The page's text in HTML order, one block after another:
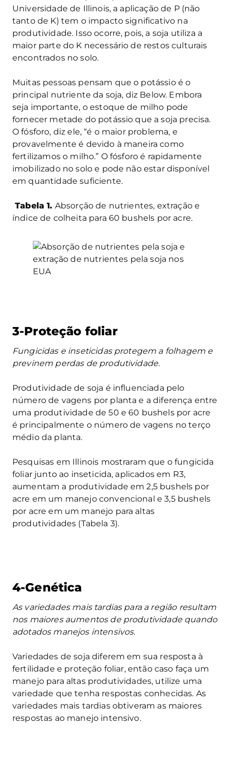
Universidade de Illinois, a aplicação de P (não
tanto de K) tem o impacto significativo na
produtividade. Isso ocorre, pois, a soja utiliza a
maior parte do K necessário de restos culturais
encontrados no solo.
Muitas pessoas pensam que o potássio é o
principal nutriente da soja, diz Below. Embora
seja importante, o estoque de milho pode
fornecer metade do potássio que a soja precisa.
O fósforo, diz ele, “é o maior problema, e
provavelmente é devido à maneira como
fertilizamos o milho.” O fósforo é rapidamente
imobilizado no solo e pode não estar disponível
em quantidade suficiente.
Tabela 1. Absorção de nutrientes, extração e
índice de colheita para 60 bushels por acre.
3-Proteção foliar
Fungicidas e inseticidas protegem a folhagem e
previnem perdas de produtividade.
Produtividade de soja é influenciada pelo
número de vagens por planta e a diferença entre
uma produtividade de 50 e 60 bushels por acre
é principalmente o número de vagens no terço
médio da planta.
Pesquisas em Illinois mostraram que o fungicida
foliar junto ao inseticida, aplicados em R3,
aumentam a produtividade em 2,5 bushels por
acre em um manejo convencional e 3,5 bushels
por acre em um manejo para altas
produtividades (Tabela 3).
4-Genética
As variedades mais tardias para a região resultam
nos maiores aumentos de produtividade quando
adotados manejos intensivos.
Variedades de soja diferem em sua resposta à
fertilidade e proteção foliar, então caso faça um
manejo para altas produtividades, utilize uma
variedade que tenha respostas conhecidas. As
variedades mais tardias obtiveram as maiores
respostas ao manejo intensivo.